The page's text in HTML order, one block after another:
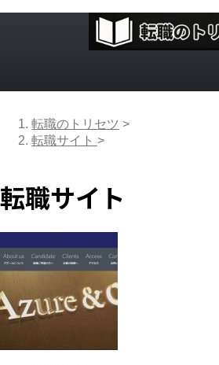
転職のトリセツ >
転職サイト >
転職サイト